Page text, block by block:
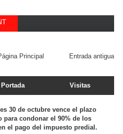
Entrada antigua
Principal
Portada Visitas
30 de octubre vence el plazo
para condonar el 90% de los
el pago del impuesto predial.